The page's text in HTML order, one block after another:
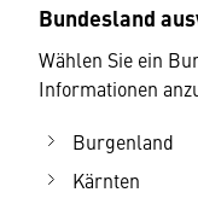
Bundesland
Wählen Sie ein
Informationen
Burgenland
Kärnten